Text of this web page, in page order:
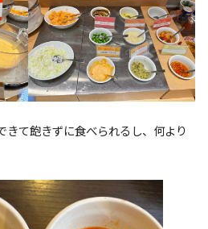
きて飽きずに食べられるし、何より